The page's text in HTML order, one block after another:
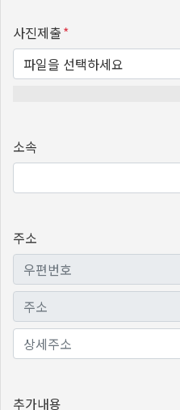
사진제출*
파일을 선택하세요
소속
주소
추가내용